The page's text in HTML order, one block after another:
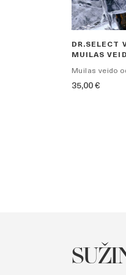
DR.SELECT
MUILAS
Muilas veido
35,00 €